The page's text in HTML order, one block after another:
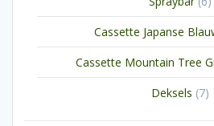
Cassette Japanse
Cassette Mountain Tree
Deksels 77